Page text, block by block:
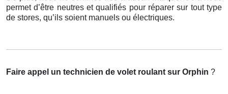
permet d’être neutres et qualifiés pour réparer sur tout type
de stores, qu’ils soient manuels ou électriques.
Faire appel un technicien de volet roulant sur Orphin ?